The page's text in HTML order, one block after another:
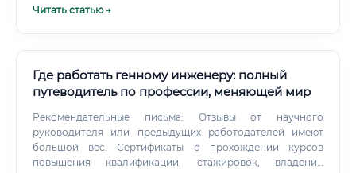
Читать статью →
Где работать генному инженеру: полный
путеводитель по профессии, меняющей мир
Рекомендательные письма: Отзывы от научного
руководителя или предыдущих работодателей имеют
большой вес. Сертификаты о прохождении курсов
повышения квалификации, стажировок, владении